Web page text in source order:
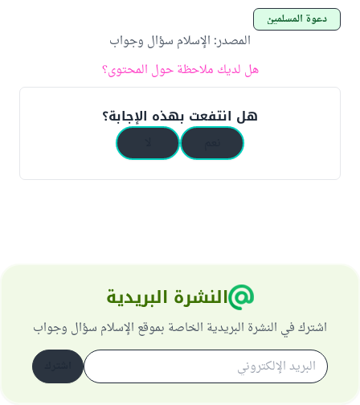
دعوة المسلمين
المصدر: الإسلام سؤال وجواب
هل لديك ملاحظة حول المحتوى؟
هل انتفعت بهذه الإجابة؟
النشرة البريدية
اشترك في النشرة البريدية الخاصة بموقع الإسلام سؤال وجواب